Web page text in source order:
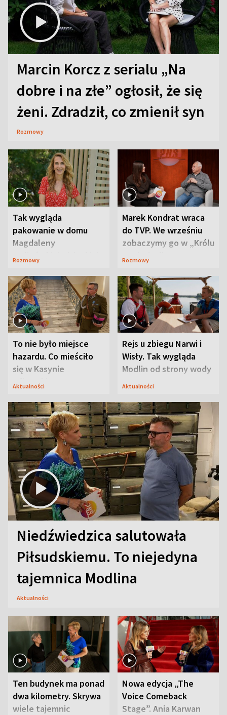
Marcin Korcz z serialu „Na
dobre i na złe” ogłosił, że się
żeni. Zdradził, co zmienił syn
Rozmowy
Tak wygląda
pakowanie w domu
Magdaleny
Waligórskiej-Lisieckiej.
Rozmowy
Marek Kondrat wraca
do TVP. We wrześniu
zobaczymy go w „Królu
Maciusiu I”
Rozmowy
To nie było miejsce
hazardu. Co mieściło
się w Kasynie
Oficerskim?
Aktualności
Rejs u zbiegu Narwi i
Wisły. Tak wygląda
Modlin od strony wody
Aktualności
Niedźwiedzica salutowała
Piłsudskiemu. To niejedyna
tajemnica Modlina
Aktualności
Ten budynek ma ponad
dwa kilometry. Skrywa
wiele tajemnic
Nowa edycja „The
Voice Comeback
Stage”. Ania Karwan